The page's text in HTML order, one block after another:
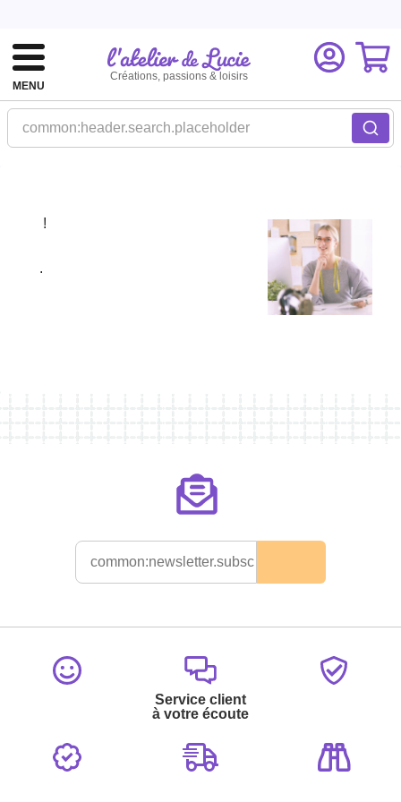
MENU
Créations, passions & loisirs
common:header.search.placeholder
!
.
Service client
à votre écoute